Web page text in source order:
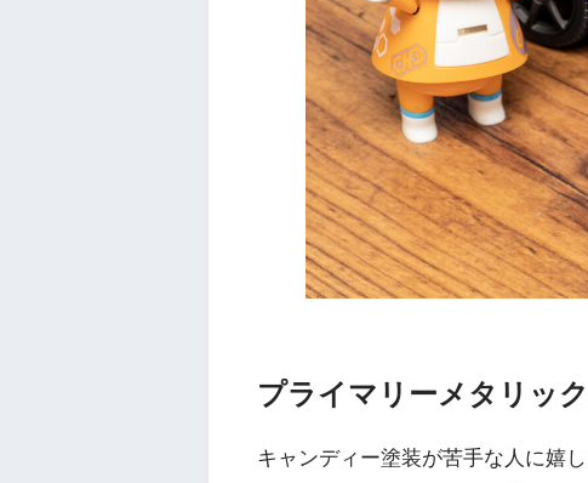
プライマリーメタリッ
キャンディー塗装が苦手な人に嬉